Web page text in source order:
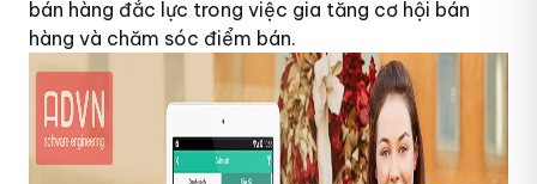
bán hàng đắc lực trong việc gia tăng cơ hội bán
hàng và chăm sóc điểm bán.